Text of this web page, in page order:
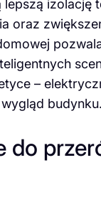
izolację
oraz
–
budynku.
do